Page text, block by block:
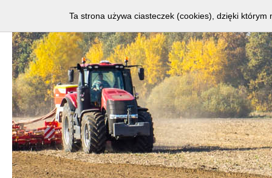
Ta strona używa ciasteczek (cookies), dzięki którym